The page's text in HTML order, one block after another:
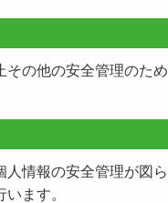
の他の安全管理のた
情報の安全管理が図
ます。